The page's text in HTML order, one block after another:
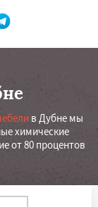
в Дубне мы
химические
от 80 процентов